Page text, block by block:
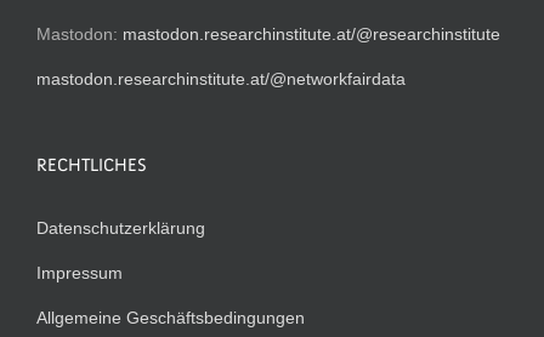
Mastodon: mastodon.researchinstitute.at/@researchinstitute
mastodon.researchinstitute.at/@networkfairdata
RECHTLICHES
Datenschutzerklärung
Impressum
Allgemeine Geschäftsbedingungen